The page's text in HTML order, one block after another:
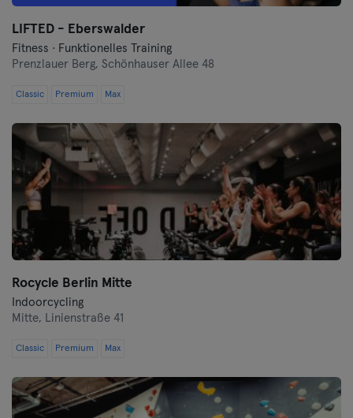
LIFTED - Eberswalder
Fitness · Funktionelles Training
Prenzlauer Berg, Schönhauser Allee 48
Classic Premium Max
Rocycle Berlin Mitte
Indoorcycling
Mitte, Linienstraße 41
Classic Premium Max
Nürnberg
Oberhausen
Potsdam
Ravensburg
Regensburg
Reutlingen
Rostock
Schwerin